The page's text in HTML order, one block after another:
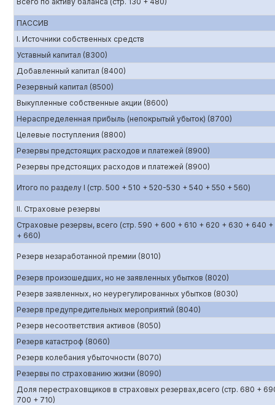
ПАССИВ
I. Источники собственных средств
Уставный капитал (8300)
Добавленный капитал (8400)
Резервный капитал (8500)
Выкупленные собственные акции (8600)
Нераспределенная прибыль (непокрытый убыток) (8700)
Целевые поступления (8800)
Резервы предстоящих расходов и платежей (8900)
Резервы предстоящих расходов и платежей (8900)
Итого по разделу I (стр. 500 + 510 + 520-530 + 540 + 550 + 560)
II. Страховые резервы
Страховые резервы, всего (стр. 590 + 600 + 610 + 620 + 630 + 640
+ 660)
Резерв незаработанной премии (8010)
Резерв произошедших, но не заявленных убытков (8020)
Резерв заявленных, но неурегулированных убытков (8030)
Резерв предупредительных мероприятий (8040)
Резерв несоответствия активов (8050)
Резерв катастроф (8060)
Резерв колебания убыточности (8070)
Резервы по страхованию жизни (8090)
Доля перестраховщиков в страховых резервах,всего (стр. 680 +
700 + 710)